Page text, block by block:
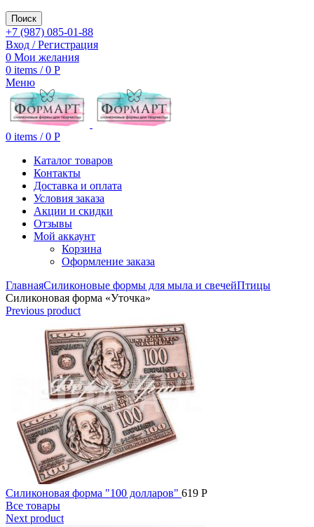
Поиск
+7 (987) 085-01-88
Вход / Регистрация
0 Мои желания
0 items / 0 Р
Меню
0 items / 0 Р
Каталог товаров
Контакты
Доставка и оплата
Условия заказа
Акции и скидки
Отзывы
Мой аккаунт
Корзина
Оформление заказа
ГлавнаяСиликоновые формы для мыла и свечейПтицы
Силиконовая форма «Уточка»
Previous product
Силиконовая форма "100 долларов" 619 Р
Все товары
Next product